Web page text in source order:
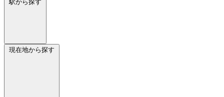
駅から探す
現在地から探す